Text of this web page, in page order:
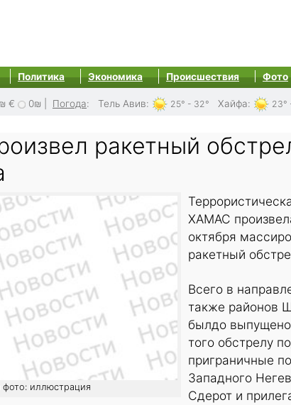
Политика Экономика Происшествия Фото
€ 0₪ Погода: Тель Авив: 25° - 32° Хайфа: 23°
ракетный
иллюстрация
ХАМАС
октября
ракетный
Всего в
также районов
былдо
того обстрелу
приграничные
Западного
Сдерот и